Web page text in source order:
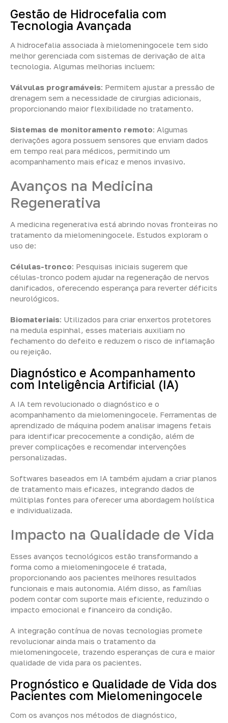
Gestão de Hidrocefalia com
Tecnologia Avançada
A hidrocefalia associada à mielomeningocele tem sido
melhor gerenciada com sistemas de derivação de alta
tecnologia. Algumas melhorias incluem:
Válvulas programáveis: Permitem ajustar a pressão de
drenagem sem a necessidade de cirurgias adicionais,
proporcionando maior flexibilidade no tratamento.
Sistemas de monitoramento remoto: Algumas
derivações agora possuem sensores que enviam dados
em tempo real para médicos, permitindo um
acompanhamento mais eficaz e menos invasivo.
Avanços na Medicina
Regenerativa
A medicina regenerativa está abrindo novas fronteiras no
tratamento da mielomeningocele. Estudos exploram o
uso de:
Células-tronco: Pesquisas iniciais sugerem que
células-tronco podem ajudar na regeneração de nervos
danificados, oferecendo esperança para reverter déficits
neurológicos.
Biomateriais: Utilizados para criar enxertos protetores
na medula espinhal, esses materiais auxiliam no
fechamento do defeito e reduzem o risco de inflamação
ou rejeição.
Diagnóstico e Acompanhamento
com Inteligência Artificial (IA)
A IA tem revolucionado o diagnóstico e o
acompanhamento da mielomeningocele. Ferramentas de
aprendizado de máquina podem analisar imagens fetais
para identificar precocemente a condição, além de
prever complicações e recomendar intervenções
personalizadas.
Softwares baseados em IA também ajudam a criar planos
de tratamento mais eficazes, integrando dados de
múltiplas fontes para oferecer uma abordagem holística
e individualizada.
Impacto na Qualidade de Vida
Esses avanços tecnológicos estão transformando a
forma como a mielomeningocele é tratada,
proporcionando aos pacientes melhores resultados
funcionais e mais autonomia. Além disso, as famílias
podem contar com suporte mais eficiente, reduzindo o
impacto emocional e financeiro da condição.
A integração contínua de novas tecnologias promete
revolucionar ainda mais o tratamento da
mielomeningocele, trazendo esperanças de cura e maior
qualidade de vida para os pacientes.
Prognóstico e Qualidade de Vida dos
Pacientes com Mielomeningocele
Com os avanços nos métodos de diagnóstico,